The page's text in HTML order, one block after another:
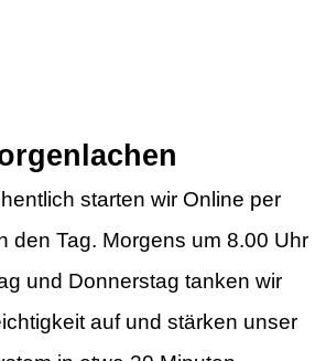
starten wir Online per
den Tag. Morgens um 8.00 Uhr
und Donnerstag tanken wir
auf und stärken unser